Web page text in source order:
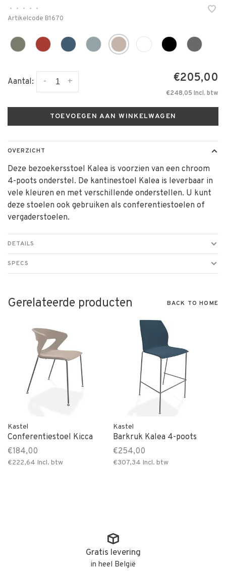
• • • •
•
Artikelcode B1670
Aantal: +
- €205,00
€248,05 Incl. btw
TOEVOEGEN AAN WINKELWAGEN
OVERZICHT
Deze bezoekersstoel Kalea is voorzien van een chroom
4-poots onderstel. De kantinestoel Kalea is leverbaar in
vele kleuren en met verschillende onderstellen. U kunt
deze stoelen ook gebruiken als conferentiestoelen of
vergaderstoelen.
DETAILS
SPECS
Gerelateerde producten BACK TO HOME
Kastel
Conferentiestoel Kicca
€184,00
€222,64 Incl. btw
Kastel
Barkruk Kalea 4-poots
€254,00
€307,34 Incl. btw
Gratis levering
in heel België